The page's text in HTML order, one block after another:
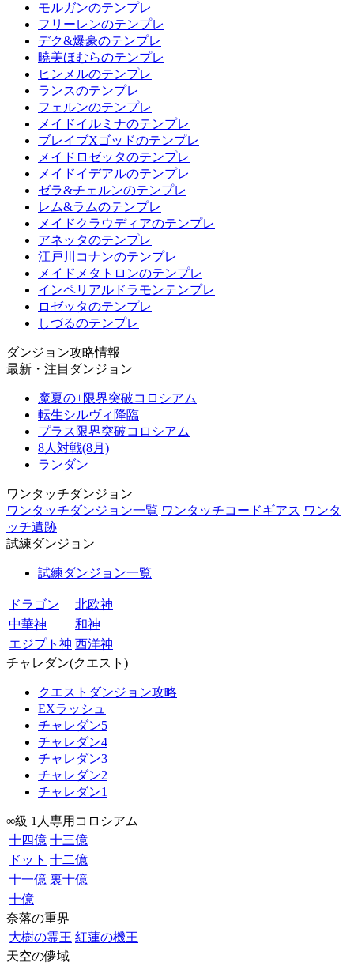
モルガンのテンプレ
フリーレンのテンプレ
デク&爆豪のテンプレ
暁美ほむらのテンプレ
ヒンメルのテンプレ
ランスのテンプレ
フェルンのテンプレ
メイドイルミナのテンプレ
ブレイブXゴッドのテンプレ
メイドロゼッタのテンプレ
メイドイデアルのテンプレ
ゼラ&チェルンのテンプレ
レム&ラムのテンプレ
メイドクラウディアのテンプレ
アネッタのテンプレ
江戸川コナンのテンプレ
メイドメタトロンのテンプレ
インペリアルドラモンテンプレ
ロゼッタのテンプレ
しづるのテンプレ
ダンジョン攻略情報
最新・注目ダンジョン
魔夏の+限界突破コロシアム
転生シルヴィ降臨
プラス限界突破コロシアム
8人対戦(8月)
ランダン
ワンタッチダンジョン
ワンタッチダンジョン一覧 ワンタッチコードギアス ワンタ
ッチ遺跡
試練ダンジョン
試練ダンジョン一覧
ドラゴン
北欧神
中華神
和神
エジプト神 西洋神
チャレダン(クエスト)
クエストダンジョン攻略
EXラッシュ
チャレダン5
チャレダン4
チャレダン3
チャレダン2
チャレダン1
∞級 1人専用コロシアム
十四億 十三億
ドット 十二億
十一億 裏十億
十億
奈落の重界
大樹の霊王 紅蓮の機王
天空の儚域